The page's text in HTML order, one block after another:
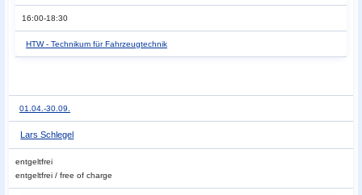
16:00-18:30
HTW - Technikum für Fahrzeugtechnik
01.04.-30.09.
Lars Schlegel
entgeltfrei
entgeltfrei / free of charge